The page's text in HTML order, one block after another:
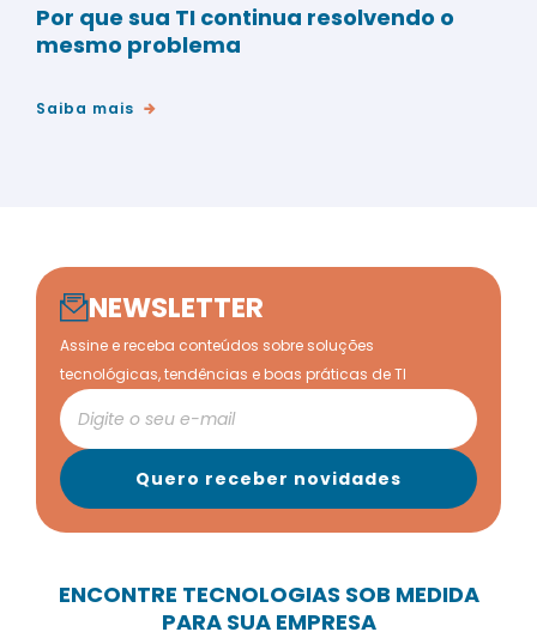
Por que sua TI continua resolvendo o
mesmo problema
Saiba mais
NEWSLETTER
Assine e receba conteúdos sobre soluções
tecnológicas, tendências e boas práticas de TI
ENCONTRE TECNOLOGIAS SOB MEDIDA
PARA SUA EMPRESA